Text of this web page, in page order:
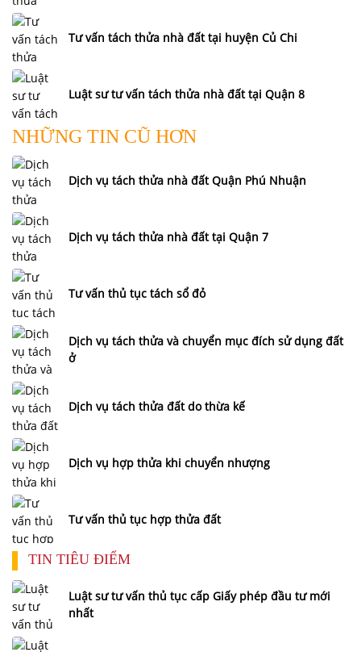
Tư vấn tách thửa nhà đất tại huyện Củ Chi
Luật sư tư vấn tách thửa nhà đất tại Quận 8
NHỮNG TIN CŨ HƠN
Dịch vụ tách thửa nhà đất Quận Phú Nhuận
Dịch vụ tách thửa nhà đất tại Quận 7
Tư vấn thủ tục tách sổ đỏ
Dịch vụ tách thửa và chuyển mục đích sử dụng đất
ở
Dịch vụ tách thửa đất do thừa kế
Dịch vụ hợp thửa khi chuyển nhượng
Tư vấn thủ tục hợp thửa đất
TIN TIÊU ĐIỂM
Luật sư tư vấn thủ tục cấp Giấy phép đầu tư mới
nhất